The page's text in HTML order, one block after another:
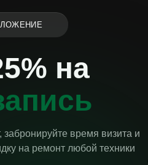
на
забронируйте время визита и
на ремонт любой техники